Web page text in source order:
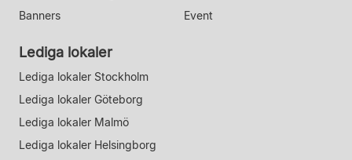
Banners
Event
Lediga lokaler
Lediga lokaler Stockholm
Lediga lokaler Göteborg
Lediga lokaler Malmö
Lediga lokaler Helsingborg